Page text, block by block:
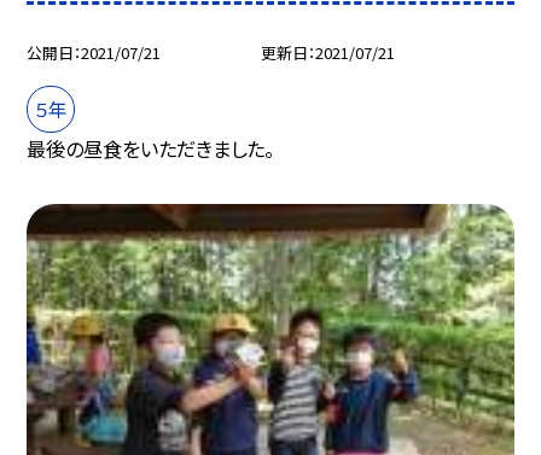
公開日 2021/07/21 更新日 2021/07/21
５年
最後の昼食をいただきました。